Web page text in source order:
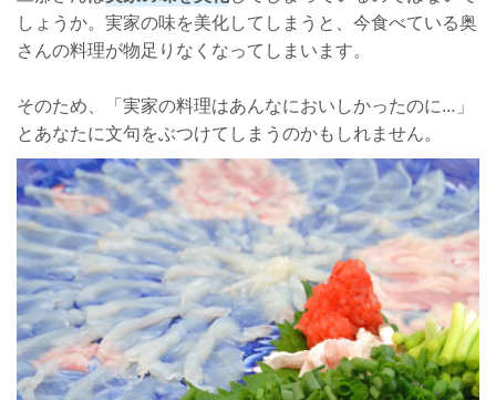
しょうか。実家の味を美化してしまうと、今食べている奥
さんの料理が物足りなくなってしまいます。
そのため、「実家の料理はあんなにおいしかったのに…」
とあなたに文句をぶつけてしまうのかもしれません。